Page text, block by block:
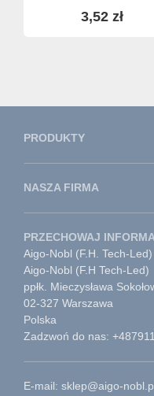
3,52 zł
PRODUKTY
NASZA FIRMA
PRZECHOWAJ
Aigo-Nobl (F.H. Tech-Led)
Aigo-Nobl (F.H Tech-Led)
ppłk. Mieczysława
02-327 Warszawa
Polska
Zadzwoń do nas:
E-mail: sklep@aigo-